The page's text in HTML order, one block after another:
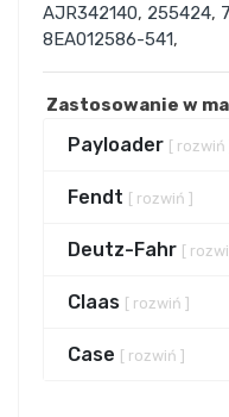
AJR342140, 255424,
8EA012586-541,
Zastosowanie w
Payloader [ rozwiń
Fendt [ rozwiń ]
Deutz-Fahr [
Claas [ rozwiń ]
Case [ rozwiń ]